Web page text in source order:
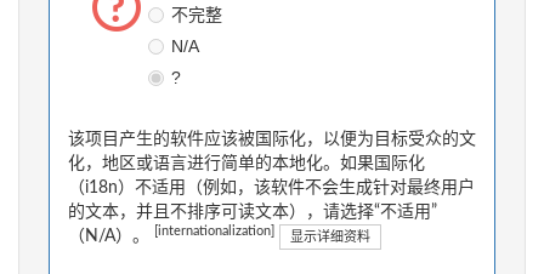
不完整
N/A
?
该项目产生的软件应该被国际化，以便为目标受众的文
化，地区或语言进行简单的本地化。如果国际化
（i18n）不适用（例如，该软件不会生成针对最终用户
的文本，并且不排序可读文本），请选择“不适用”
（N/A）。
[internationalization] 显示详细资料